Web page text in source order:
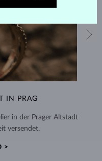
IN PRAG
in der Prager Altstadt
versendet.
>